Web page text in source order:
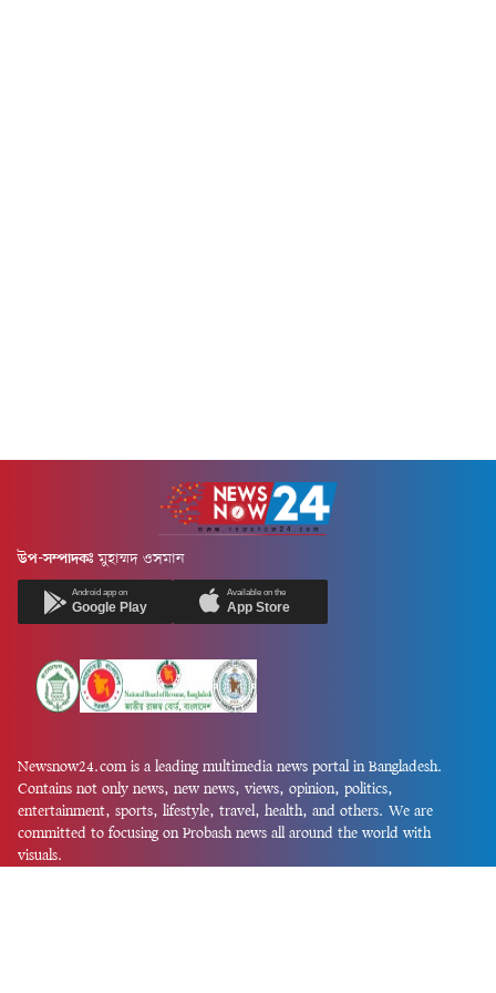
উপ-সম্পাদকঃ মুহাম্মদ ওসমান
Android app on
Google Play
Available on the
App Store
Newsnow24.com is a leading multimedia news portal in Bangladesh.
Contains not only news, new news, views, opinion, politics,
entertainment, sports, lifestyle, travel, health, and others. We are
committed to focusing on Probash news all around the world with
visuals.